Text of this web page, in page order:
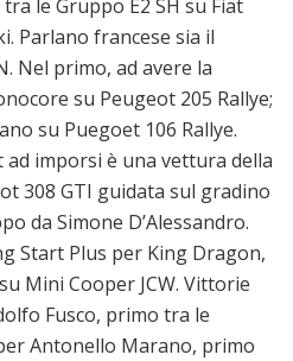
le Gruppo E2 SH su Fiat
Parlano francese sia il
Nel primo, ad avere la
su Peugeot 205 Rallye;
su Puegoet 106 Rallye.
ad imporsi è una vettura della
308 GTI guidata sul gradino
da Simone D’Alessandro.
Start Plus per King Dragon,
Mini Cooper JCW. Vittorie
Fusco, primo tra le
Antonello Marano, primo